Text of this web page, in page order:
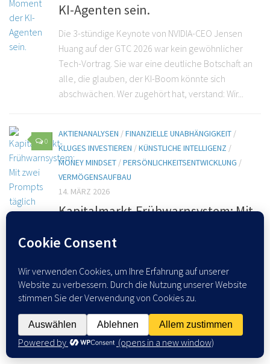
KI-Agenten sein.
Die 3-stündige Keynote von NVIDIA-CEO Jensen
Huang auf der GTC 2026 war kein gewöhnlicher
Tech-Vortrag. Sie war eine deutliche Botschaft an
alle, die glauben, der KI-Boom könnte sich
abschwächen. Wer zugehört hat, verstand: Wir...
0
AKTIENANALYSEN /FINANZIELLE UNABHÄNGIGKEIT /
KLUGES INVESTIEREN /KÜNSTLICHE INTELLIGENZ /
MONEY MINDSET /PERSÖNLICHKEITSENTWICKLUNG /
VERMÖGENSAUFBAU
14. MÄRZ 2026
Kapitalmarkt-Frühwarnsystem: Mit
erkennen, bevor sie eskalieren
Die meisten Anleger bemerken eine Finanzkrise
dann, wenn sie bereits in vollem Gange ist. Die
Nachrichten berichten, die Kurse fallen, und das
eigene Portfolio hat bereits Schaden genommen.
Das ist kein Zufall – es...